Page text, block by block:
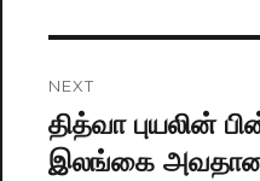
NEXT
Next
post:
தித்வா புயலின்
இலங்கை